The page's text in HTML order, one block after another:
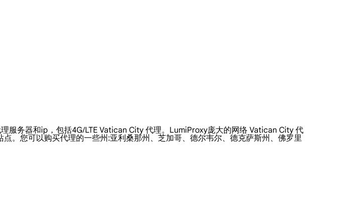
务器和ip，包括4G/LTE Vatican City 代理。LumiProxy庞大的网络 Vatican City 代
。您可以购买代理的一些州:亚利桑那州、芝加哥、德尔韦尔、德克萨斯州、佛罗里